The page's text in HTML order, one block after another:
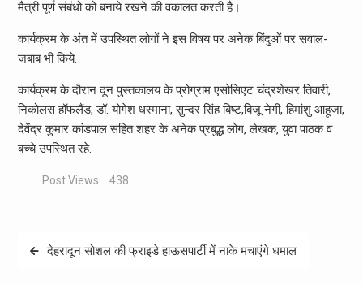
मैत्री पूर्ण संबंधो को बनाये रखने की वकालत करती है।
कार्यक्रम के अंत में उपस्थित लोगों ने इस विषय पर अनेक बिंदुओं पर सवाल-
जबाब भी किये.
कार्यक्रम के दौरान दून पुस्तकालय के प्रोग्राम एसोसिएट चंद्रशेखर तिवारी,
निकोलस हॉफलैंड, डॉ. योगेश धस्माना, सुन्दर सिंह बिष्ट,बिजू नेगी, हिमांशु आहूजा,
देवेंद्र कुमार कांडपाल सहित शहर के अनेक प्रबुद्ध लोग, लेखक, युवा पाठक व
बच्चे उपस्थित रहे.
Post Views: 438
Postदेहरादून सोशल की फ्राइडे हाऊसपार्टी में नाके मचाएंगे धमाल